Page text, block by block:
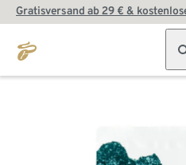
Gratisversand ab 29 € &